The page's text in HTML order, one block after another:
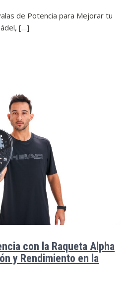
de Potencia para Mejorar tu
[…]
con la Raqueta Alpha
y Rendimiento en la